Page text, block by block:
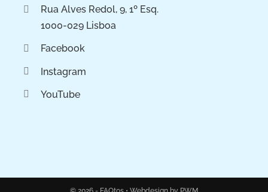
Rua Alves Redol, 9, 1º Esq.
1000-029 Lisboa
Facebook
Instagram
YouTube